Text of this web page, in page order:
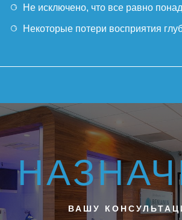
Не исключено, что все равно
Некоторые потери восприятия
ВАШУ